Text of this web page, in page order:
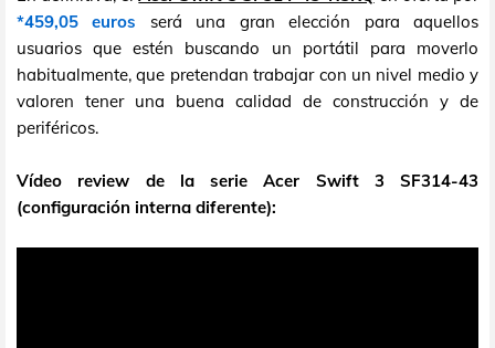
*459,05 euros será una gran elección para aquellos
usuarios que estén buscando un portátil para moverlo
habitualmente, que pretendan trabajar con un nivel medio y
valoren tener una buena calidad de construcción y de
periféricos.
Vídeo review de la serie Acer Swift 3 SF314-43
(configuración interna diferente):